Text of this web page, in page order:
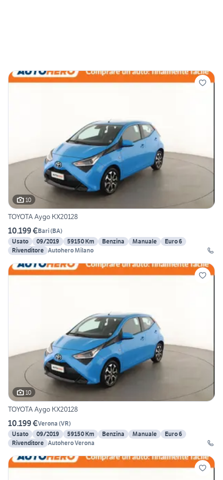
10
TOYOTA Aygo KX20128
10.199 €Bari(BA)
Usato
09/2019 59150 Km Benzina Manuale
Euro 6
Rivenditore Autohero Milano
10
TOYOTA Aygo KX20128
10.199 €Verona (VR)
Usato
09/2019 59150 Km Benzina Manuale
Euro 6
Rivenditore Autohero Verona